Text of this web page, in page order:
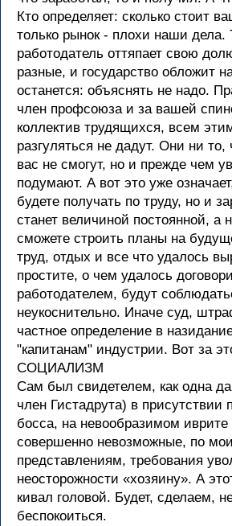
Кто определяет: сколько стоит
только рынок - плохи наши дела.
работодатель оттяпает свою
разные, и государство обложит
останется: объяснять не надо.
член профсоюза и за вашей
коллектив трудящихся, всем
разгуляться не дадут. Они ни
вас не смогут, но и прежде чем
подумают. А вот это уже
будете получать по труду, но и
станет величиной постоянной, а
сможете строить планы на
труд, отдых и все что удалось
простите, о чем удалось
работодателем, будут
неукоснительно. Иначе суд,
частное определение в
"капитанам" индустрии. Вот за
СОЦИАЛИЗМ
Сам был свидетелем, как одна
член Гистадрута) в присутствии
босса, на невообразимом
совершенно невозможные, по
представлениям, требования
неосторожности «хозяину». А
кивал головой. Будет, сделаем,
беспокоиться.